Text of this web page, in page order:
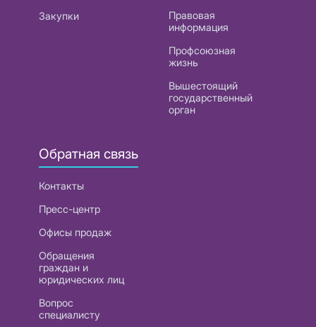
Закупки
Правовая
информация
Профсоюзная
жизнь
Вышестоящий
государственный
орган
Обратная связь
Контакты
Пресс-центр
Офисы продаж
Обращения
граждан и
юридических лиц
Вопрос
специалисту